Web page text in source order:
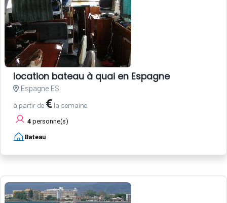
location bateau à quai en Espagne
Espagne ES
à partir de € la semaine
4 personne(s)
Bateau